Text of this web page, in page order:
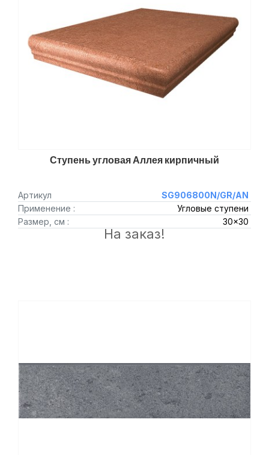
Ступень угловая Аллея кирпичный
Артикул
SG906800N/GR/AN
Применение :
Угловые ступени
Размер, см :
30x30
На заказ!